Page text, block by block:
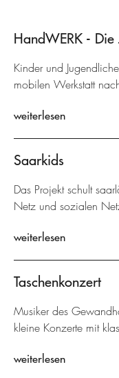
HandWERK - Die
Kinder und
mobilen Werkstatt
weiterlesen
Saarkids
Das Projekt schult
Netz und sozialen
weiterlesen
Taschenkonzert
Musiker des
kleine Konzerte mit
weiterlesen